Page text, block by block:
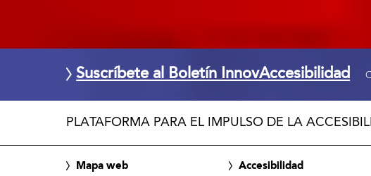
Suscríbete al Boletín InnovAccesibilidad
PLATAFORMA PARA EL IMPULSO DE LA
Mapa web Accesibilidad